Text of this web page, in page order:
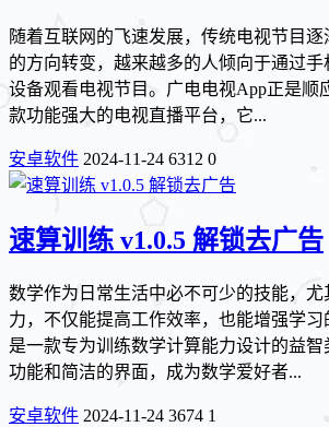
随着互联网的飞速发展，传统电视节目
的方向转变，越来越多的人倾向于通过
设备观看电视节目。广电电视App正是顺
款功能强大的电视直播平台，它...
安卓软件 2024-11-24 6312 0
速算训练 v1.0.5 解锁去广告
数学作为日常生活中必不可少的技能，
力，不仅能提高工作效率，也能增强学
是一款专为训练数学计算能力设计的益
功能和简洁的界面，成为数学爱好者...
安卓软件 2024-11-24 3674 1